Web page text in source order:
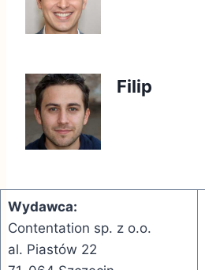
Filip
Wydawca:
Contentation sp. z o.o.
al. Piastów 22